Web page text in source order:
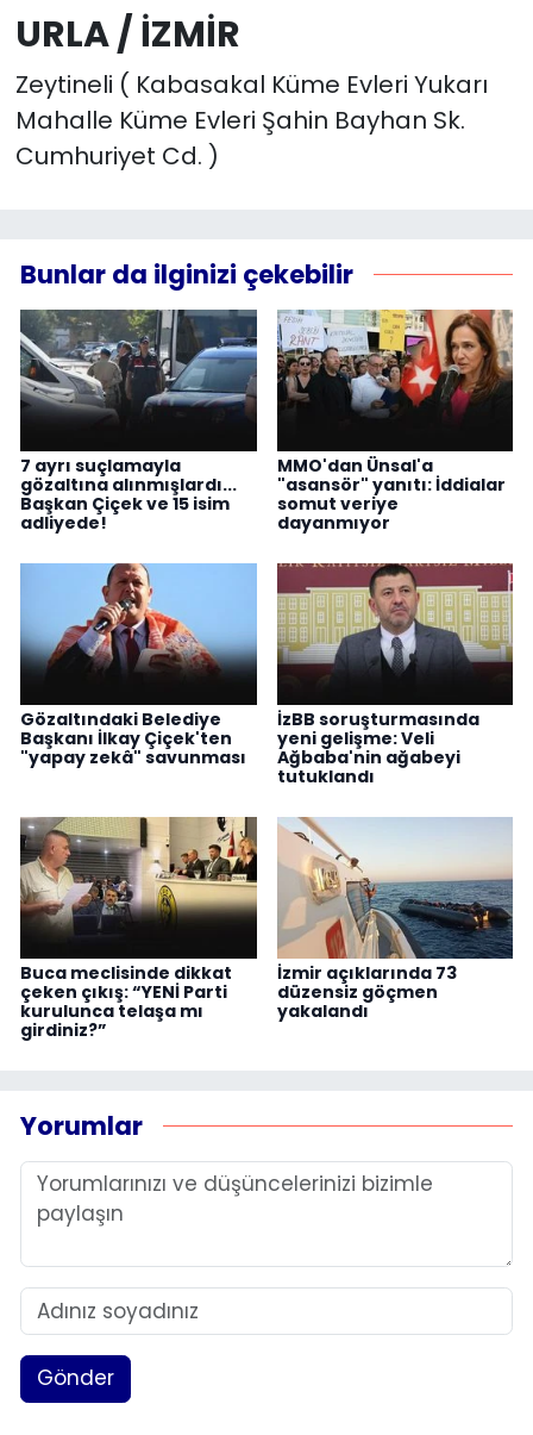
URLA / İZMİR
Zeytineli ( Kabasakal Küme Evleri Yukarı
Mahalle Küme Evleri Şahin Bayhan Sk.
Cumhuriyet Cd. )
Bunlar da ilginizi çekebilir
7 ayrı suçlamayla
gözaltına alınmışlardı...
Başkan Çiçek ve 15 isim
adliyede!
MMO'dan Ünsal'a
"asansör" yanıtı: İddialar
somut veriye
dayanmıyor
Gözaltındaki Belediye
Başkanı İlkay Çiçek'ten
"yapay zekâ" savunması
İzBB soruşturmasında
yeni gelişme: Veli
Ağbaba'nin ağabeyi
tutuklandı
Buca meclisinde dikkat
çeken çıkış: “YENİ Parti
kurulunca telaşa mı
girdiniz?”
İzmir açıklarında 73
düzensiz göçmen
yakalandı
Yorumlar
Gönder